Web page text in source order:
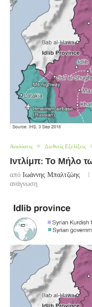
Αναλύσεις Διεθνείς Εξελίξεις
Ιντλίμπ: Το Μήλο
από Ιωάννης Μπαλτζώης
ανάγνωση